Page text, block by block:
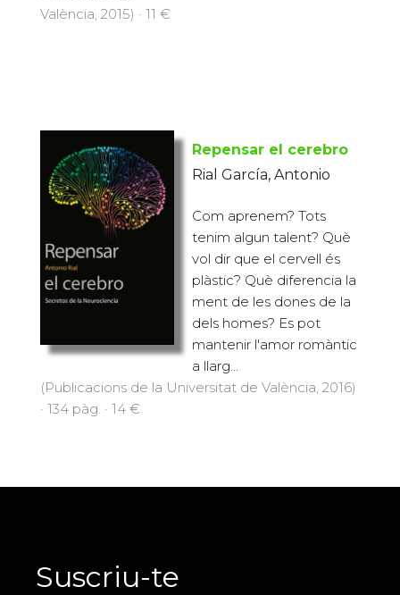
València, 2015) · 11 €
Repensar el cerebro
Rial García, Antonio
Com aprenem? Tots
tenim algun talent? Què
vol dir que el cervell és
plàstic? Què diferencia la
ment de les dones de la
dels homes? Es pot
mantenir l'amor romàntic
a llarg...
(Publicacions de la Universitat de València, 2016)
· 134 pàg. · 14 €
Suscriu-te